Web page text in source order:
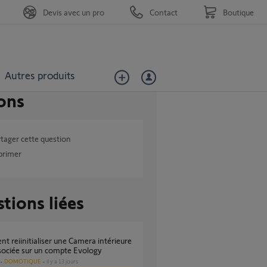
Autres produits
Devis avec un pro Contact Boutique
cette question
liées
sur un compte Evology
DOMOTIQUE il y a 13 jours